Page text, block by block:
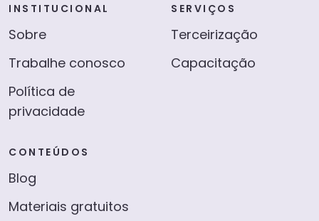
INSTITUCIONAL
Sobre
Trabalhe conosco
Política de
privacidade
SERVIÇOS
Terceirização
Capacitação
CONTEÚDOS
Blog
Materiais gratuitos